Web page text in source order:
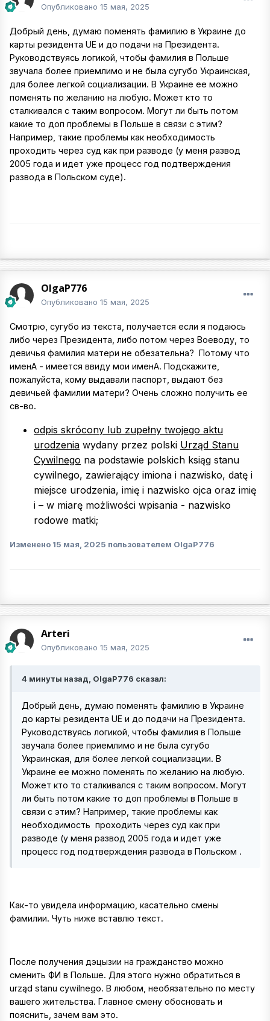
Опубликовано 15 мая, 2025
Добрый день, думаю поменять фамилию в Украине до
карты резидента UE и до подачи на Президента.
Руководствуясь логикой, чтобы фамилия в Польше
звучала более приемлимо и не была сугубо Украинская,
для более легкой социализации. В Украине ее можно
поменять по желанию на любую. Может кто то
сталкивался с таким вопросом. Могут ли быть потом
какие то доп проблемы в Польше в связи с этим?
Например, такие проблемы как необходимость
проходить через суд как при разводе (у меня развод
2005 года и идет уже процесс год подтверждения
развода в Польском суде).
OlgaP776
Опубликовано 15 мая, 2025
Смотрю, сугубо из текста, получается если я подаюсь
либо через Президента, либо потом через Воеводу, то
девичья фамилия матери не обезательна? Потому что
именА - имеется ввиду мои именА. Подскажите,
пожалуйста, кому выдавали паспорт, выдают без
девичьей фамилии матери? Очень сложно получить ее
св-во.
odpis skrócony lub zupełny twojego aktu
urodzenia wydany przez polski Urząd Stanu
Cywilnego na podstawie polskich ksiąg stanu
cywilnego, zawierający imiona i nazwisko, datę i
miejsce urodzenia, imię i nazwisko ojca oraz imię
i – w miarę możliwości wpisania - nazwisko
rodowe matki;
Изменено 15 мая, 2025 пользователем OlgaP776
Arteri
Опубликовано 15 мая, 2025
4 минуты назад, OlgaP776 сказал:
Добрый день, думаю поменять фамилию в Украине
до карты резидента UE и до подачи на Президента.
Руководствуясь логикой, чтобы фамилия в Польше
звучала более приемлимо и не была сугубо
Украинская, для более легкой социализации. В
Украине ее можно поменять по желанию на любую.
Может кто то сталкивался с таким вопросом. Могут
ли быть потом какие то доп проблемы в Польше в
связи с этим? Например, такие проблемы как
необходимость проходить через суд как при
разводе (у меня развод 2005 года и идет уже
процесс год подтверждения развода в Польском .
Как-то увидела информацию, касательно смены
фамилии. Чуть ниже вставлю текст.
После получения дэцызии на гражданство можно
сменить ФИ в Польше. Для этого нужно обратиться в
urząd stanu cywilnego. В любом, необязательно по месту
вашего жительства. Главное смену обосновать и
пояснить, зачем вам это.